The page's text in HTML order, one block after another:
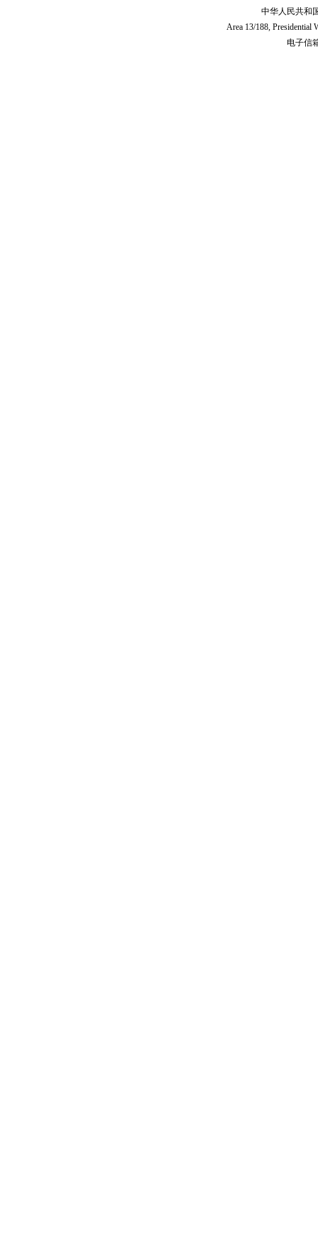
中华人民共和
Area 13/188, Presidential
电子信